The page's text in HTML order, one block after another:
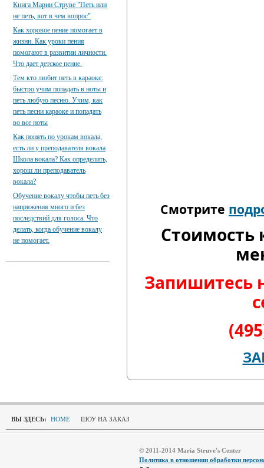
Смотрите
Стоимость
Запишитесь
Книга Марии Струве "Петь или
не петь, вот в чем вопрос"
Как хоровое пение помогает в
жизни. Как уроки пения
помогают в развитии личности.
Что дает детское пение.
Тем кто любит петь в караоке:
быстро учим попадать в ноты и
петь любую песню. Учим, как
петь песни караоке и попадать
во все ноты
Как понять по урокам вокала,
есть ли у преподавателя вокала
Школа вокала? Как определить,
хорош ли преподаватель
вокала?
Обучение вокалу чтобы петь без
напряжения много и без
последствий для голоса. Что
делать, когда обучение вокалу
не помогает.
ВЫ ЗДЕСЬ: HOME ШОУ НА ЗАКАЗ
© 2011-2014 Maria Struve's Center
Политика в отношении обработки